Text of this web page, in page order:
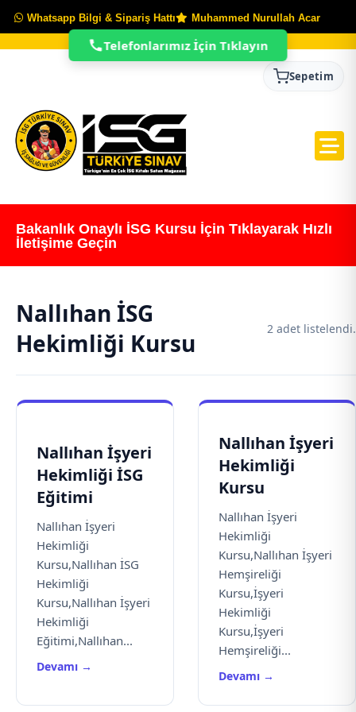
Whatsapp Bilgi & Sipariş Hattı Muhammed Nurullah Acar
Sepetim
Bakanlık Onaylı İSG Kursu İçin Tıklayarak Hızlı
İletişime Geçin
Nallıhan İSG
Hekimliği Kursu
2 adet listelendi.
Nallıhan İşyeri
Hekimliği İSG
Eğitimi
Nallıhan İşyeri
Hekimliği
Kursu,Nallıhan İSG
Hekimliği
Kursu,Nallıhan İşyeri
Hekimliği
Eğitimi,Nallıhan...
Devamı →
Nallıhan İşyeri
Hekimliği
Kursu
Nallıhan İşyeri
Hekimliği
Kursu,Nallıhan İşyeri
Hemşireliği
Kursu,İşyeri
Hekimliği
Kursu,İşyeri
Hemşireliği...
Devamı →
Telefonlarımız İçin Tıklayın